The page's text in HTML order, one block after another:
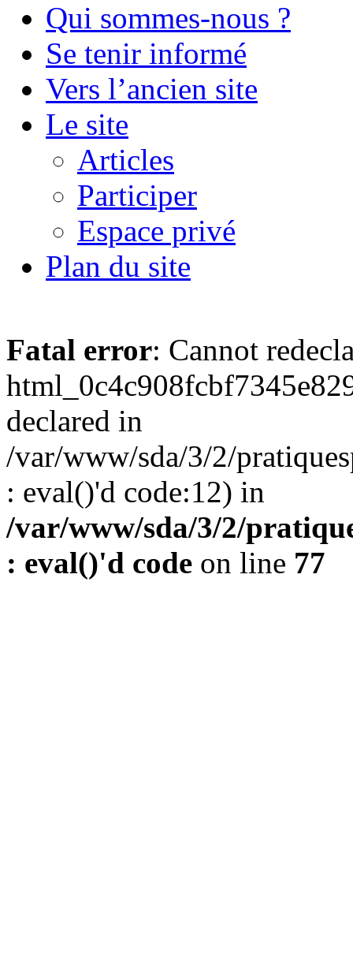
Qui sommes-nous ?
Se tenir informé
Vers l’ancien site
Le site
Articles
Participer
Espace privé
Plan du site
Fatal error: Cannot
declared in
/var/www/sda/3/2/
: eval()'d code:12) in
/var/www/sda/3/2/
: eval()'d code on line 77